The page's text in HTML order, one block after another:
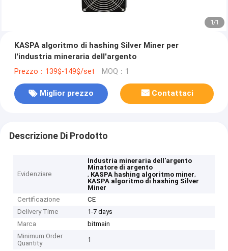
1/1
KASPA algoritmo di hashing Silver Miner per
l'industria mineraria dell'argento
Prezzo：139$-149$/set MOQ：1
Miglior prezzo Contattaci
Descrizione Di Prodotto
Evidenziare
Industria mineraria dell'argento
Minatore di argento
, KASPA hashing algoritmo miner,
KASPA algoritmo di hashing Silver
Miner
Certificazione
CE
Delivery Time
1-7 days
Marca
bitmain
Minimum Order
Quantity
1